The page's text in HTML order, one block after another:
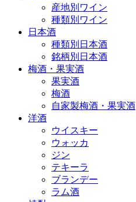
産地別ワイン
種類別ワイン
日本酒
種類別日本酒
銘柄別日本酒
梅酒・果実酒
果実酒
梅酒
自家製梅酒・果実酒
洋酒
ウイスキー
ウォッカ
ジン
テキーラ
ブランデー
ラム酒